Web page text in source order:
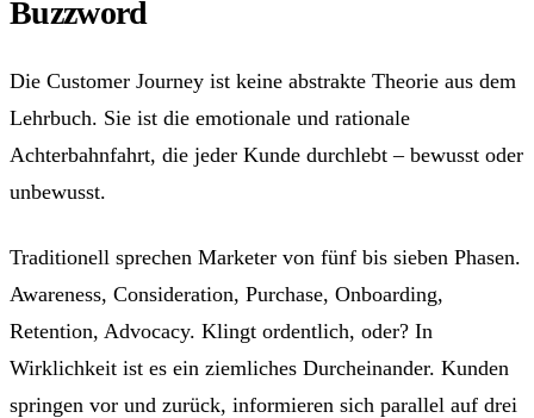
Buzzword
Die Customer Journey ist keine abstrakte Theorie aus dem
Lehrbuch. Sie ist die emotionale und rationale
Achterbahnfahrt, die jeder Kunde durchlebt – bewusst oder
unbewusst.
Traditionell sprechen Marketer von fünf bis sieben Phasen.
Awareness, Consideration, Purchase, Onboarding,
Retention, Advocacy. Klingt ordentlich, oder? In
Wirklichkeit ist es ein ziemliches Durcheinander. Kunden
springen vor und zurück, informieren sich parallel auf drei